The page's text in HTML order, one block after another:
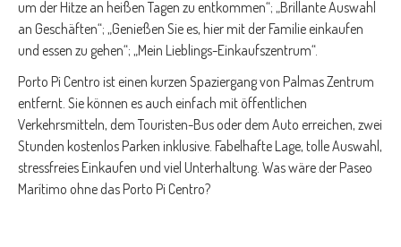
um der Hitze an heißen Tagen zu entkommen“; „Brillante Auswahl
an Geschäften“; „Genießen Sie es, hier mit der Familie einkaufen
und essen zu gehen“; „Mein Lieblings-Einkaufszentrum“.
Porto Pi Centro ist einen kurzen Spaziergang von Palmas Zentrum
entfernt. Sie können es auch einfach mit öffentlichen
Verkehrsmitteln, dem Touristen-Bus oder dem Auto erreichen, zwei
Stunden kostenlos Parken inklusive. Fabelhafte Lage, tolle Auswahl,
stressfreies Einkaufen und viel Unterhaltung. Was wäre der Paseo
Marítimo ohne das Porto Pi Centro?